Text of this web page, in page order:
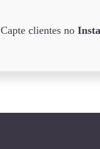
Capte clientes no